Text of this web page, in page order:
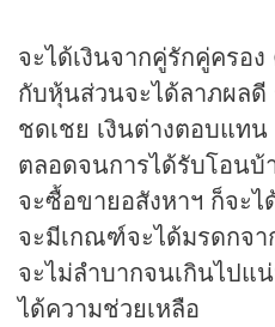
จะได้เงินจากคู่รักคู่ครอ
กับหุ้นส่วนจะได้ลาภผลดี
ชดเชย เงินต่างตอบแท
ตลอดจนการได้รับโอน
จะซื้อขายอสังหาฯ ก็จะ
จะมีเกณฑ์จะได้มรดกจ
จะไม่ลำบากจนเกินไป
ได้ความช่วยเหลือ